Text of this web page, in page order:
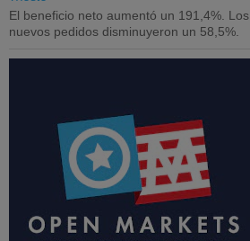
El beneficio neto aumentó un 191,4%. Los
nuevos pedidos disminuyeron un 58,5%.